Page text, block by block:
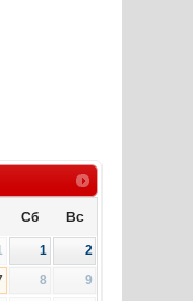
Сб Вс
1
2
8
9